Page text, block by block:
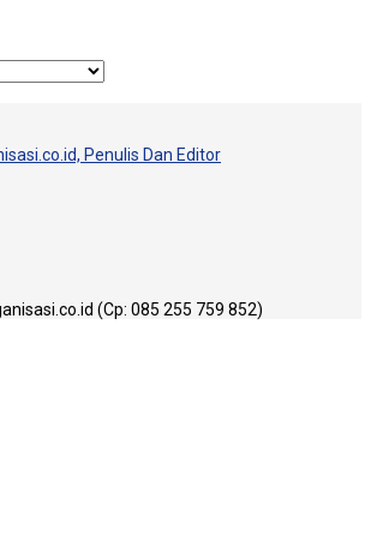
Penulis Dan Editor
(Cp: 085 255 759 852)